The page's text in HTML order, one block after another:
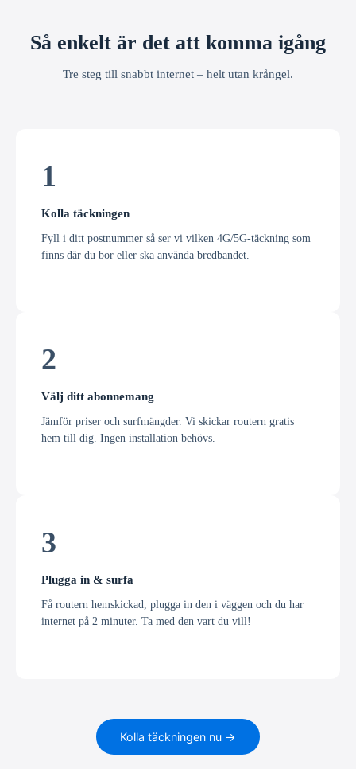
Så enkelt är det att komma igång
Tre steg till snabbt internet – helt utan krångel.
1
Kolla täckningen
Fyll i ditt postnummer så ser vi vilken 4G/5G-täckning som
finns där du bor eller ska använda bredbandet.
2
Välj ditt abonnemang
Jämför priser och surfmängder. Vi skickar routern gratis
hem till dig. Ingen installation behövs.
3
Plugga in & surfa
Få routern hemskickad, plugga in den i väggen och du har
internet på 2 minuter. Ta med den vart du vill!
Kolla täckningen nu →